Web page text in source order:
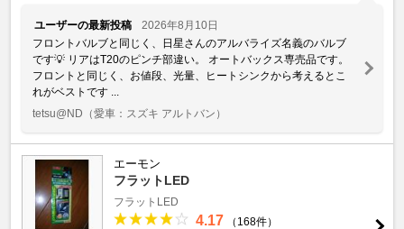
ユーザーの最新投稿
2026年8月10日
フロントバルブと同じく、日星さんのアルバライズ名義のバルブ
です💡 リアはT20のピンチ部違い。 オートバックス専売品です。
フロントと同じく、お値段、光量、ヒートシンクから考えるとこ
れがベストです ...
tetsu@ND （愛車：スズキ アルトバン）
エーモン
フラットLED
フラットLED
4.17 （168件）